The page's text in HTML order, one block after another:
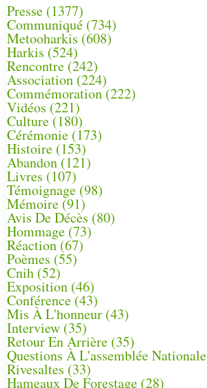
Presse (1377)
Communiqué (734)
Metooharkis (608)
Harkis (524)
Rencontre (242)
Association (224)
Commémoration(222)
Vidéos (221)
Culture(180)
Cérémonie (173)
Histoire (153)
Abandon(121)
Livres (107)
Témoignage (98)
Mémoire (91)
Avis De Décès (80)
Hommage (73)
Réaction(67)
Poèmes (55)
Cnih (52)
Exposition (46)
Conférence(43)
Mis À L'honneur (43)
Interview (35)
Retour En Arrière (35)
Questions À L'assemblée Nationale
Rivesaltes (33)
Hameaux De Forestage (28)